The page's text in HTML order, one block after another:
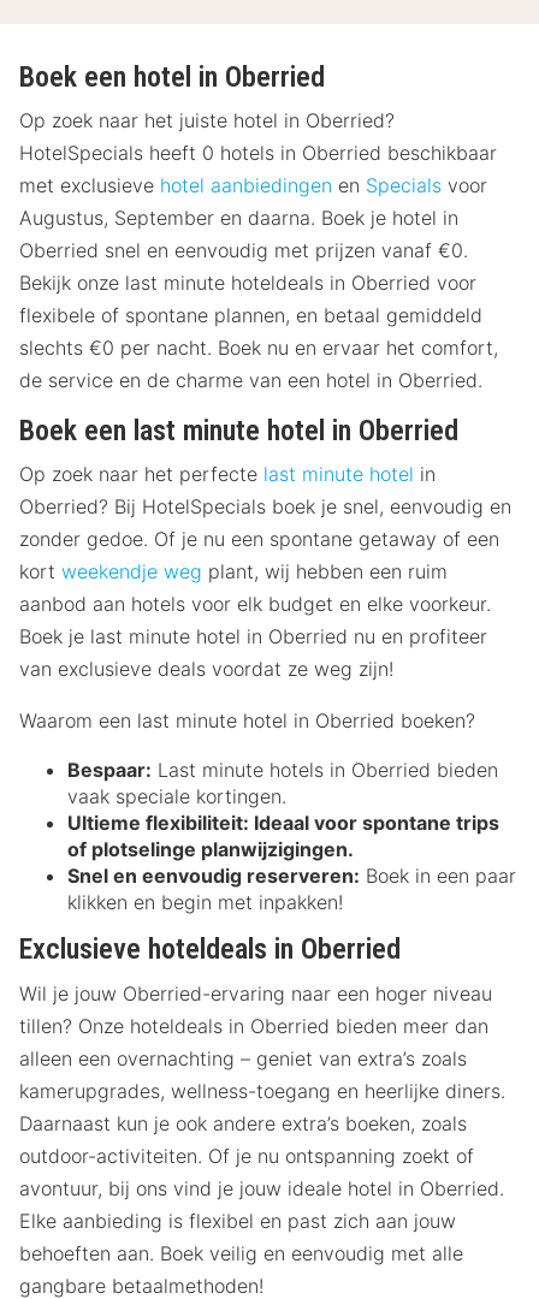
Boek een hotel in Oberried
Op zoek naar het juiste hotel in Oberried?
HotelSpecials heeft 0 hotels in Oberried beschikbaar
met exclusieve hotel aanbiedingen en Specials voor
Augustus, September en daarna. Boek je hotel in
Oberried snel en eenvoudig met prijzen vanaf €0.
Bekijk onze last minute hoteldeals in Oberried voor
flexibele of spontane plannen, en betaal gemiddeld
slechts €0 per nacht. Boek nu en ervaar het comfort,
de service en de charme van een hotel in Oberried.
Boek een last minute hotel in Oberried
Op zoek naar het perfecte last minute hotel in
Oberried? Bij HotelSpecials boek je snel, eenvoudig en
zonder gedoe. Of je nu een spontane getaway of een
kort weekendje weg plant, wij hebben een ruim
aanbod aan hotels voor elk budget en elke voorkeur.
Boek je last minute hotel in Oberried nu en profiteer
van exclusieve deals voordat ze weg zijn!
Waarom een last minute hotel in Oberried boeken?
Bespaar: Last minute hotels in Oberried bieden
vaak speciale kortingen.
Ultieme flexibiliteit: Ideaal voor spontane trips
of plotselinge planwijzigingen.
Snel en eenvoudig reserveren: Boek in een paar
klikken en begin met inpakken!
Exclusieve hoteldeals in Oberried
Wil je jouw Oberried-ervaring naar een hoger niveau
tillen? Onze hoteldeals in Oberried bieden meer dan
alleen een overnachting – geniet van extra’s zoals
kamerupgrades, wellness-toegang en heerlijke diners.
Daarnaast kun je ook andere extra’s boeken, zoals
outdoor-activiteiten. Of je nu ontspanning zoekt of
avontuur, bij ons vind je jouw ideale hotel in Oberried.
Elke aanbieding is flexibel en past zich aan jouw
behoeften aan. Boek veilig en eenvoudig met alle
gangbare betaalmethoden!